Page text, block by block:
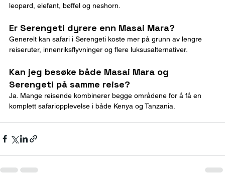
leopard, elefant, bøffel og neshorn.
Er Serengeti dyrere enn Masai Mara?
Generelt kan safari i Serengeti koste mer på grunn av lengre
reiseruter, innenriksflyvninger og flere luksusalternativer.
Kan jeg besøke både Masai Mara og
Serengeti på samme reise?
Ja. Mange reisende kombinerer begge områdene for å få en
komplett safariopplevelse i både Kenya og Tanzania.